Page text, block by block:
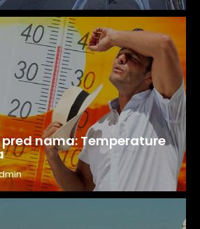
nama: Temperature